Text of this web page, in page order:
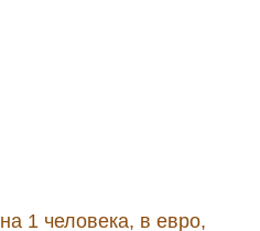
на 1 человека, в евро,